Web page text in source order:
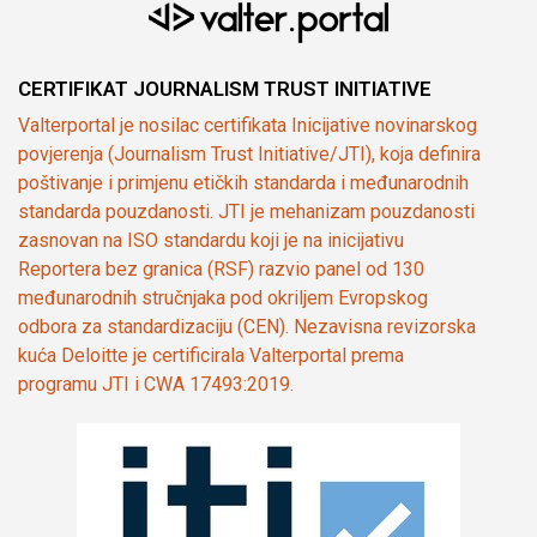
CERTIFIKAT JOURNALISM TRUST INITIATIVE
Valterportal je nosilac certifikata Inicijative novinarskog
povjerenja (Journalism Trust Initiative/JTI), koja definira
poštivanje i primjenu etičkih standarda i međunarodnih
standarda pouzdanosti. JTI je mehanizam pouzdanosti
zasnovan na ISO standardu koji je na inicijativu
Reportera bez granica (RSF) razvio panel od 130
međunarodnih stručnjaka pod okriljem Evropskog
odbora za standardizaciju (CEN). Nezavisna revizorska
kuća Deloitte je certificirala Valterportal prema
programu JTI i CWA 17493:2019.